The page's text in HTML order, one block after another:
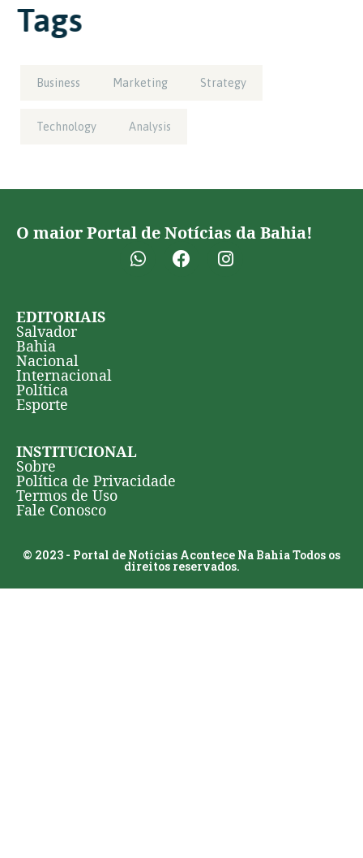
Tags
Business Marketing Strategy
Technology Analysis
O maior Portal de Notícias da Bahia!
EDITORIAIS
Salvador
Bahia
Nacional
Internacional
Política
Esporte
INSTITUCIONAL
Sobre
Política de Privacidade
Termos de Uso
Fale Conosco
© 2023 - Portal de Notícias Acontece Na Bahia Todos os
direitos reservados.